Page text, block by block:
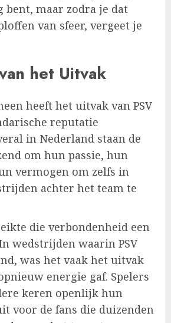
bent, maar zodra je dat
van sfeer, vergeet je
het Uitvak
heeft het uitvak van PSV
reputatie
in Nederland staan de
om hun passie, hun
vermogen om zelfs in
achter het team te
die verbondenheid een
wedstrijden waarin PSV
was het vaak het uitvak
energie gaf. Spelers
keren openlijk hun
voor de fans die duizenden